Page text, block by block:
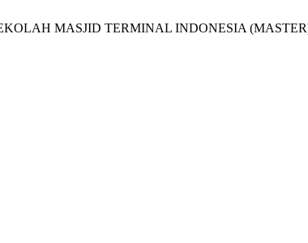
MASJID TERMINAL INDONESIA